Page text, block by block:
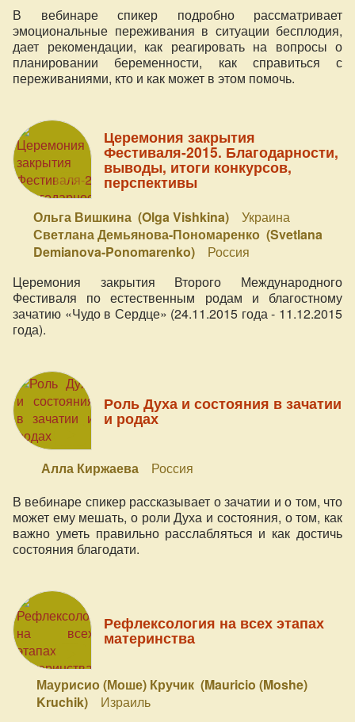
В вебинаре спикер подробно рассматривает
эмоциональные переживания в ситуации бесплодия,
дает рекомендации, как реагировать на вопросы о
планировании беременности, как справиться с
переживаниями, кто и как может в этом помочь.
Церемония закрытия
Фестиваля-2015. Благодарности,
выводы, итоги конкурсов,
перспективы
Ольга Вишкина (Olga Vishkina)
Украина
Светлана Демьянова-Пономаренко (Svetlana
Demianova-Ponomarenko)
Россия
Церемония закрытия Второго Международного
Фестиваля по естественным родам и благостному
зачатию «Чудо в Сердце» (24.11.2015 года - 11.12.2015
года).
Роль Духа и состояния в зачатии
и родах
Алла Киржаева
Россия
В вебинаре спикер рассказывает о зачатии и о том, что
может ему мешать, о роли Духа и состояния, о том, как
важно уметь правильно расслабляться и как достичь
состояния благодати.
Рефлексология на всех этапах
материнства
Маурисио (Моше) Кручик (Mauricio (Moshe)
Kruchik)
Израиль